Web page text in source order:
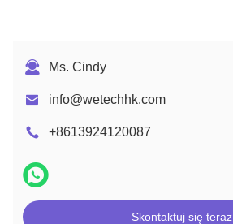
Ms. Cindy
info@wetechhk.com
+8613924120087
Skontaktuj się teraz